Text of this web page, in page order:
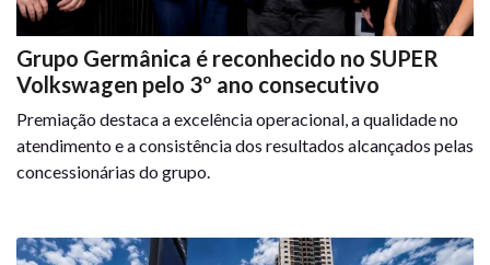
Grupo Germânica é reconhecido no SUPER
Volkswagen pelo 3º ano consecutivo
Premiação destaca a excelência operacional, a qualidade no
atendimento e a consistência dos resultados alcançados pelas
concessionárias do grupo.